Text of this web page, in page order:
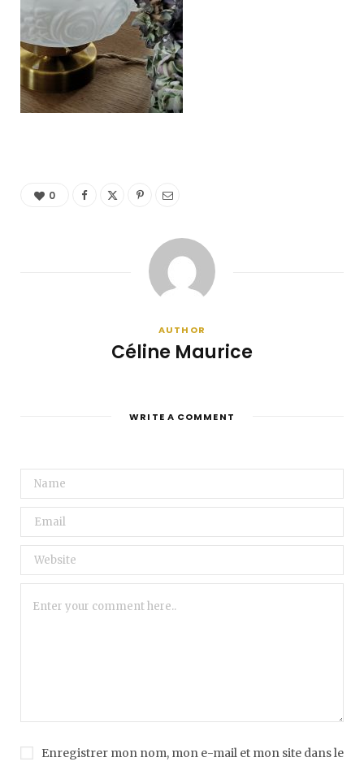
0
AUTHOR
Céline Maurice
WRITE A COMMENT
Enregistrer mon nom, mon e-mail et mon site dans le